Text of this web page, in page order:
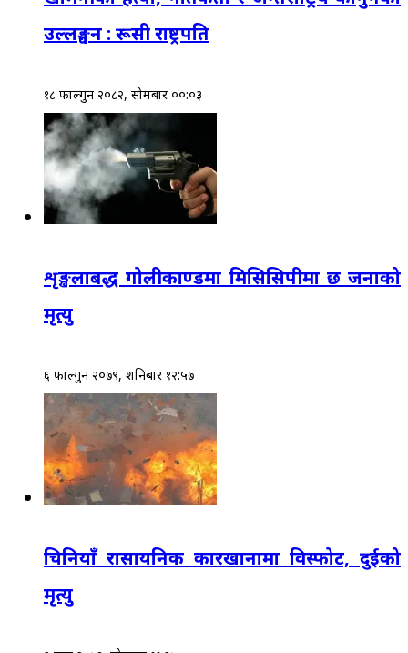
उल्लङ्घन : रूसी राष्ट्रपति
१८ फाल्गुन २०८२, सोमबार ००:०३
शृङ्खलाबद्ध गोलीकाण्डमा मिसिसिपीमा छ जनाको
मृत्यु
६ फाल्गुन २०७९, शनिबार १२:५७
चिनियाँ रासायनिक कारखानामा विस्फोट, दुईको
मृत्यु